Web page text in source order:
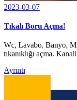
2023-03-07
Tıkalı Boru Açma!
Wc, Lavabo, Banyo,
tıkanıklığı açma.
Ayrıntı